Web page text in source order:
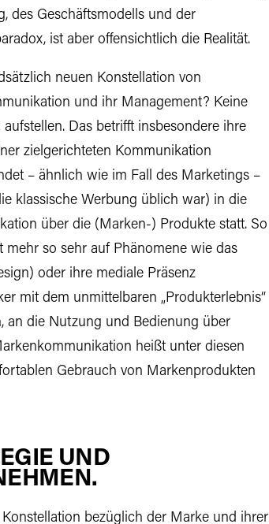
des Geschäftsmodells und der
ist aber offensichtlich die Realität.
neuen Konstellation von
und ihr Management? Keine
Das betrifft insbesondere ihre
zielgerichteten Kommunikation
– ähnlich wie im Fall des Marketings –
klassische Werbung üblich war) in die
über die (Marken-) Produkte statt. So
mehr so sehr auf Phänomene wie das
oder ihre mediale Präsenz
mit dem unmittelbaren „Produkterlebnis“
an die Nutzung und Bedienung über
heißt unter diesen
Gebrauch von Markenprodukten
UND
bezüglich der Marke und ihrer